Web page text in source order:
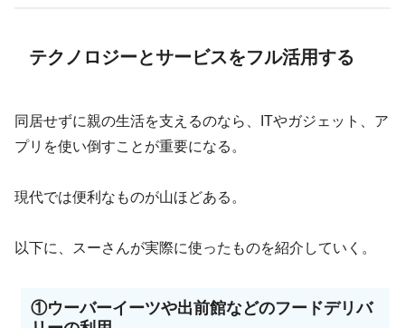
テクノロジーとサービスをフル活用する
同居せずに親の生活を支えるのなら、ITやガジェット、ア
プリを使い倒すことが重要になる。
現代では便利なものが山ほどある。
以下に、スーさんが実際に使ったものを紹介していく。
①ウーバーイーツや出前館などのフードデリバ